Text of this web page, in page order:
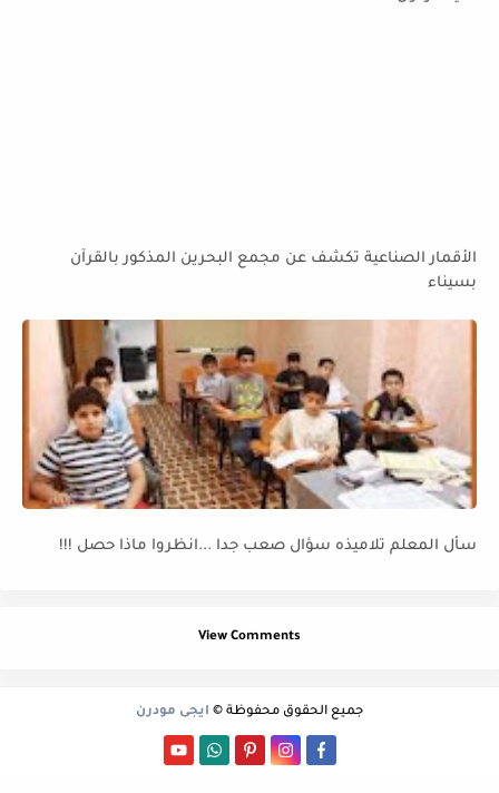
الأقمار الصناعية تكشف عن مجمع البحرين المذكور بالقرآن
بسيناء
سأل المعلم تلاميذه سؤال صعب جدا ...انظروا ماذا حصل !!!
View Comments
جميع الحقوق محفوظة © ايجى مودرن